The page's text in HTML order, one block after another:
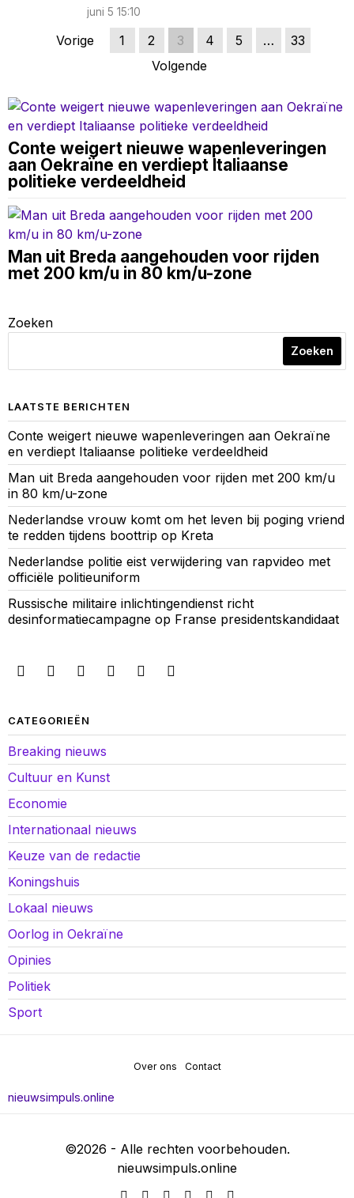
juni 5 15:10
Vorige 1 2 3 4 5 …
33
Volgende
Conte weigert nieuwe wapenleveringen
aan Oekraïne en verdiept Italiaanse
politieke verdeeldheid
Man uit Breda aangehouden voor rijden
met 200 km/u in 80 km/u-zone
Zoeken
Zoeken
LAATSTE BERICHTEN
Conte weigert nieuwe wapenleveringen aan Oekraïne
en verdiept Italiaanse politieke verdeeldheid
Man uit Breda aangehouden voor rijden met 200 km/u
in 80 km/u-zone
Nederlandse vrouw komt om het leven bij poging vriend
te redden tijdens boottrip op Kreta
Nederlandse politie eist verwijdering van rapvideo met
officiële politieuniform
Russische militaire inlichtingendienst richt
desinformatiecampagne op Franse presidentskandidaat
CATEGORIEËN
Breaking nieuws
Cultuur en Kunst
Economie
Internationaal nieuws
Keuze van de redactie
Koningshuis
Lokaal nieuws
Oorlog in Oekraïne
Opinies
Politiek
Sport
Over ons Contact
nieuwsimpuls.online
©2026 - Alle rechten voorbehouden.
nieuwsimpuls.online